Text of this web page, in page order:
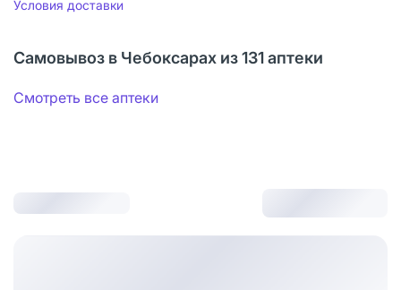
Условия доставки
Самовывоз в Чебоксарах из 131 аптеки
Смотреть все аптеки